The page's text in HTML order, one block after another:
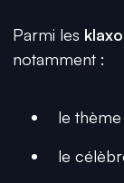
Parmi les
notamment :
le
le